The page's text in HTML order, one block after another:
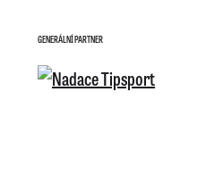
GENERÁLNÍ PARTNER